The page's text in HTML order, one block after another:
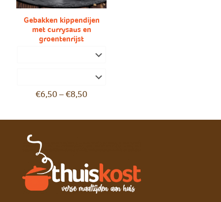
Gebakken kippendijen
met currysaus en
groentenrijst
€6,50 –€8,50